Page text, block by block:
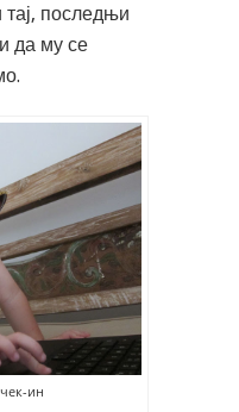
последњи
да му се
ин